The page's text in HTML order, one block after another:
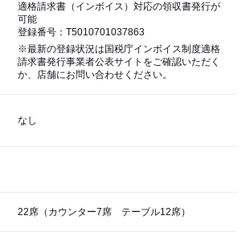
適格請求書（インボイス）対応の領収書発行が
可能
登録番号：T5010701037863
※最新の登録状況は国税庁インボイス制度適格
請求書発行事業者公表サイトをご確認いただく
か、店舗にお問い合わせください。
なし
22席（カウンター7席 テーブル12席）